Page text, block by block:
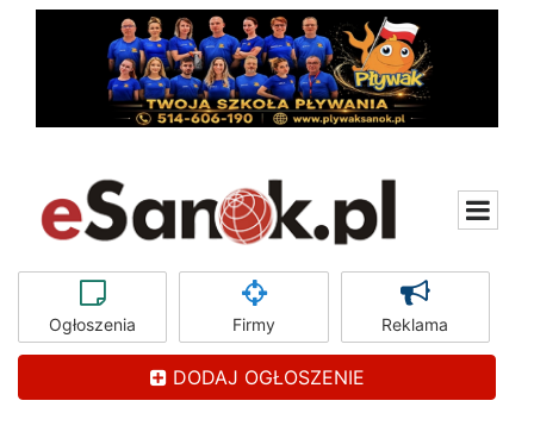
Ogłoszenia Firmy Reklama
DODAJ OGŁOSZENIE